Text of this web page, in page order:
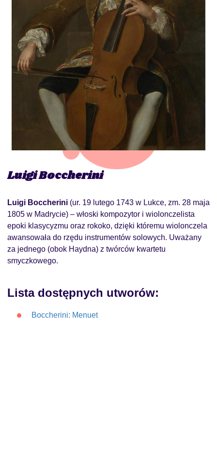
Luigi Boccherini
Luigi Boccherini (ur. 19 lutego 1743 w Lukce, zm. 28 maja
1805 w Madrycie) – włoski kompozytor i wiolonczelista
epoki klasycyzmu oraz rokoko, dzięki któremu wiolonczela
awansowała do rzędu instrumentów solowych. Uważany
za jednego (obok Haydna) z twórców kwartetu
smyczkowego.
Lista dostępnych utworów:
Boccherini: Menuet